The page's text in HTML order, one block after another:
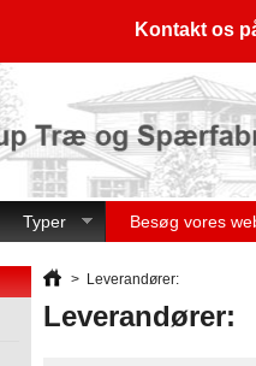
Kontakt os
Typer Besøg vores
> Leverandører:
Leverandører: